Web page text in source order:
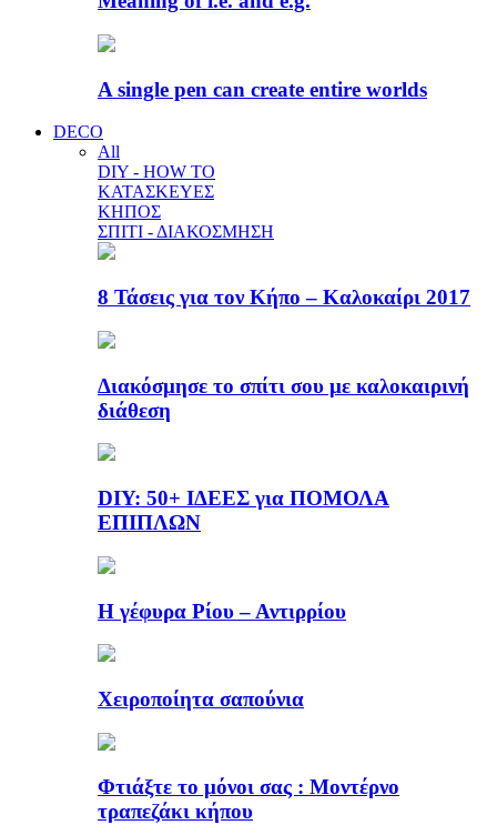
A single pen can create entire worlds
DECO
All
DIY - HOW TO
ΚΑΤΑΣΚΕΥΕΣ
ΚΗΠΟΣ
ΣΠΙΤΙ - ΔΙΑΚΟΣΜΗΣΗ
8 Τάσεις για τον Κήπο – Καλοκαίρι 2017
Διακόσμησε το σπίτι σου με καλοκαιρινή
διάθεση
DIY: 50+ ΙΔΕΕΣ για ΠΟΜΟΛΑ
ΕΠΙΠΛΩΝ
Η γέφυρα Ρίου – Αντιρρίου
Χειροποίητα σαπούνια
Φτιάξτε το μόνοι σας : Μοντέρνο
τραπεζάκι κήπου